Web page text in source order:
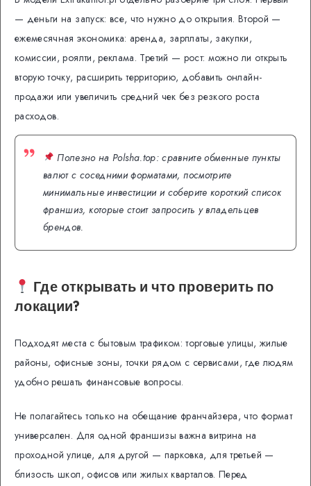
— деньги на запуск: все, что нужно до открытия. Второй —
ежемесячная экономика: аренда, зарплаты, закупки,
комиссии, роялти, реклама. Третий — рост: можно ли открыть
вторую точку, расширить территорию, добавить онлайн-
продажи или увеличить средний чек без резкого роста
расходов.
Полезно на Polsha.top: сравните обменные пункты
валют с соседними форматами, посмотрите
минимальные инвестиции и соберите короткий список
франшиз, которые стоит запросить у владельцев
брендов.
Где открывать и что проверить по
локации?
Подходят места с бытовым трафиком: торговые улицы, жилые
районы, офисные зоны, точки рядом с сервисами, где людям
удобно решать финансовые вопросы.
Не полагайтесь только на обещание франчайзера, что формат
универсален. Для одной франшизы важна витрина на
проходной улице, для другой — парковка, для третьей —
близость школ, офисов или жилых кварталов. Перед